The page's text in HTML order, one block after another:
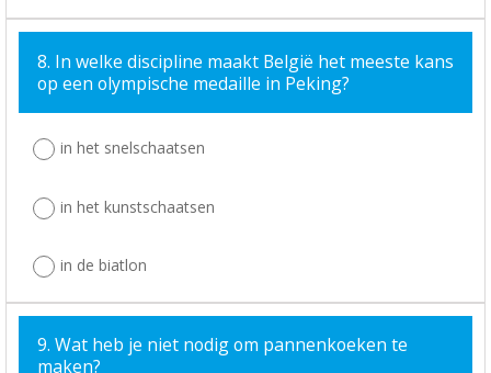
8. In welke discipline maakt België het meeste kans
op een olympische medaille in Peking?
in het snelschaatsen
in het kunstschaatsen
in de biatlon
9. Wat heb je niet nodig om pannenkoeken te
maken?